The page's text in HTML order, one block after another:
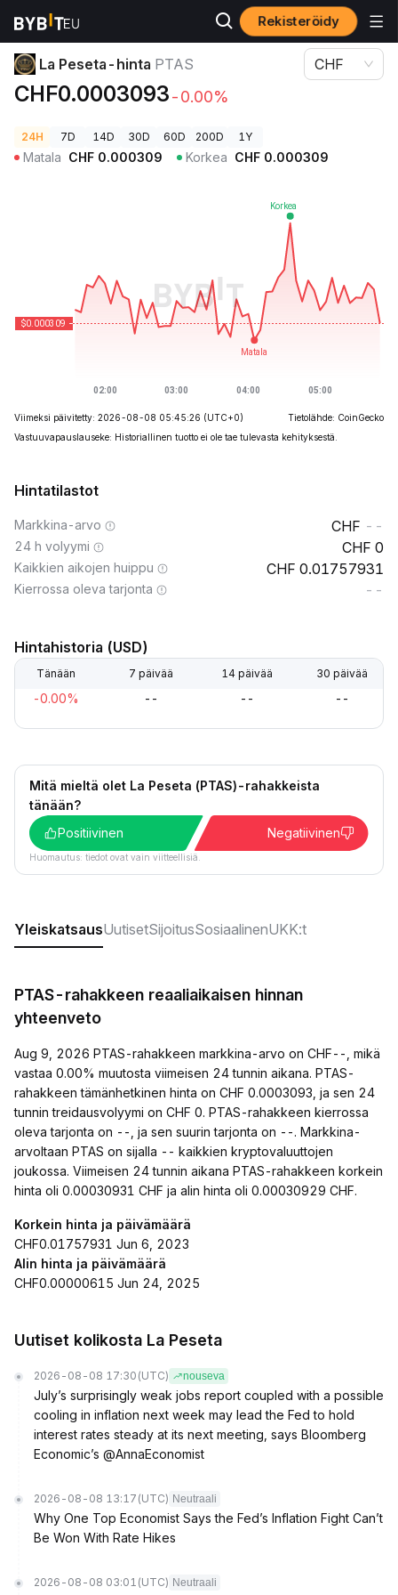
Rekisteröidy
Kryptohinnat
La Peseta-hinta PTAS
CHF0.0003093-0.00%
CHF
24H 7D 14D 30D 60D 200D 1Y
Matala CHF 0.000309 Korkea CHF 0.000309
Viimeksi päivitetty: 2026-08-08 05:45:26 (UTC+0)
Tietolähde: CoinGecko
Vastuuvapauslauseke: Historiallinen tuotto ei ole tae tulevasta kehityksestä.
Hintatilastot
Markkina-arvo --
24 h volyymi 0
Kaikkien aikojen huippu 0.01757931
Kierrossa oleva tarjonta --
Hintahistoria (USD)
Tänään 7 päivää 14 päivää 30 päivää
-0.00% -- -- --
Mitä mieltä olet La Peseta (PTAS)-rahakkeista
tänään?
Positiivinen
Negatiivinen
Huomautus: tiedot ovat vain viitteellisiä.
YleiskatsausUutisetSijoitusSosiaalinenUKK:t
PTAS-rahakkeen reaaliaikaisen hinnan
yhteenveto
Aug 9, 2026 PTAS-rahakkeen markkina-arvo on CHF--, mikä
vastaa 0.00% muutosta viimeisen 24 tunnin aikana. PTAS-
rahakkeen tämänhetkinen hinta on CHF 0.0003093, ja sen 24
tunnin treidausvolyymi on CHF 0. PTAS-rahakkeen kierrossa
oleva tarjonta on --, ja sen suurin tarjonta on --. Markkina-
arvoltaan PTAS on sijalla -- kaikkien kryptovaluuttojen
joukossa. Viimeisen 24 tunnin aikana PTAS-rahakkeen korkein
hinta oli 0.00030931 CHF ja alin hinta oli 0.00030929 CHF.
Korkein hinta ja päivämäärä
CHF0.01757931 Jun 6, 2023
Alin hinta ja päivämäärä
CHF0.00000615 Jun 24, 2025
Uutiset kolikosta La Peseta
2026-08-08 17:30 (UTC) nouseva
July’s surprisingly weak jobs report coupled with a possible
cooling in inflation next week may lead the Fed to hold
interest rates steady at its next meeting, says Bloomberg
Economic’s @AnnaEconomist
2026-08-08 13:17 (UTC) Neutraali
Why One Top Economist Says the Fed’s Inflation Fight Can’t
Be Won With Rate Hikes
2026-08-08 03:01 (UTC) Neutraali